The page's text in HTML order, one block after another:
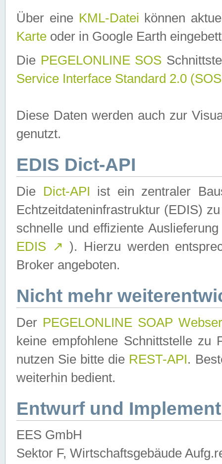
Über eine KML-Datei können
Karte oder in Google Earth
Die PEGELONLINE SOS
Service Interface Standard 2.0
Diese Daten werden auch zur
genutzt.
EDIS Dict-API
Die Dict-API ist ein zentraler
Echtzeitdateninfrastruktur (EDIS)
schnelle und effiziente
EDIS ↗ ). Hierzu werden
Broker angeboten.
Nicht mehr
Der PEGELONLINE SOAP
keine empfohlene Schnittstelle zu
nutzen Sie bitte die REST-API.
weiterhin bedient.
Entwurf und
EES GmbH
Sektor F, Wirtschaftsgebäude